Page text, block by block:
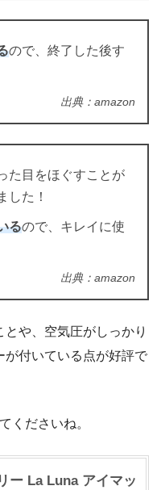
ので、終了した後す
出典：amazon
た目をほぐすことが
した！
るので、キレイに使
出典：amazon
や、空気圧がしっかり
が付いている点が好評で
くださいね。
ー La Luna アイマッ